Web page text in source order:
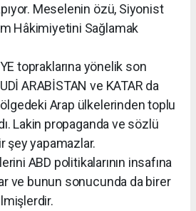
Meselenin özü, Siyonist
Hâkimiyetini Sağlamak
yönelik son
ARABİSTAN ve KATAR da
Arap ülkelerinden toplu
Lakin propaganda ve sözlü
şey yapamazlar.
ABD politikalarının insafına
ve bunun sonucunda da birer